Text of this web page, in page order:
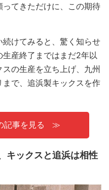
てきただけに、この期待
けてみると、驚く知らせ
産終了まではまだ2年以
スの生産を立ち上げ、九州
で、追浜製キックスを作
記事を見る
キックスと追浜は相性